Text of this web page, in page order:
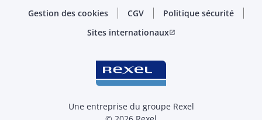
Gestion des cookies
CGV
Politique sécurité
Sites internationauxopen_in_new
Une entreprise du groupe Rexel